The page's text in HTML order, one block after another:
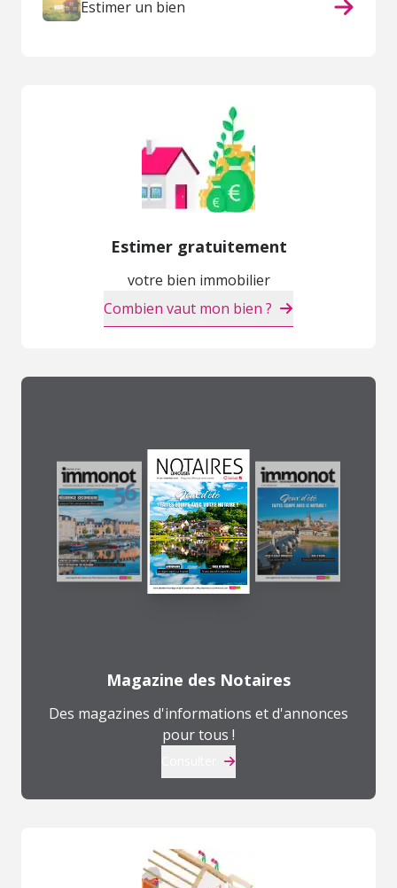
Estimer un bien
Estimer gratuitement
votre bien immobilier
Combien vaut mon bien ?
Magazine des Notaires
Des magazines d'informations et d'annonces
pour tous !